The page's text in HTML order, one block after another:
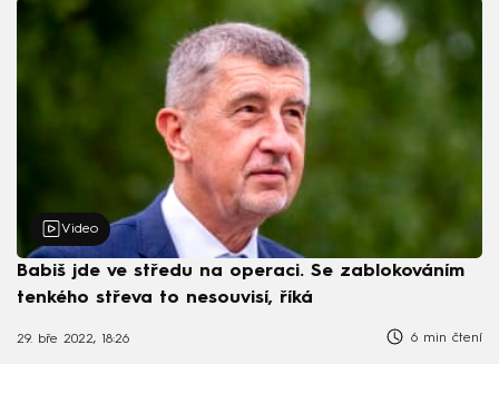
Video
Babiš jde ve středu na operaci. Se zablokováním
tenkého střeva to nesouvisí, říká
29. bře 2022, 18:26 6 min čtení